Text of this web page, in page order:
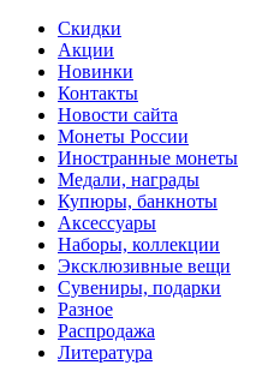
Скидки
Акции
Новинки
Контакты
Новости сайта
Монеты России
Иностранные монеты
Медали, награды
Купюры, банкноты
Аксессуары
Наборы, коллекции
Эксклюзивные вещи
Сувениры, подарки
Разное
Распродажа
Литература